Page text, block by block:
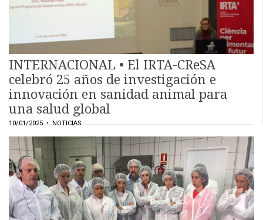
SERVICIOS
CONTÁCTENOS
AYUDA
TÉRMINOS
Y
CONDICIONES
POLÍTICAS
DE
PRIVACIDAD
INTERNACIONAL • El IRTA-CReSA
celebró 25 años de investigación e
innovación en sanidad animal para
una salud global
10/01/2025 • NOTICIAS